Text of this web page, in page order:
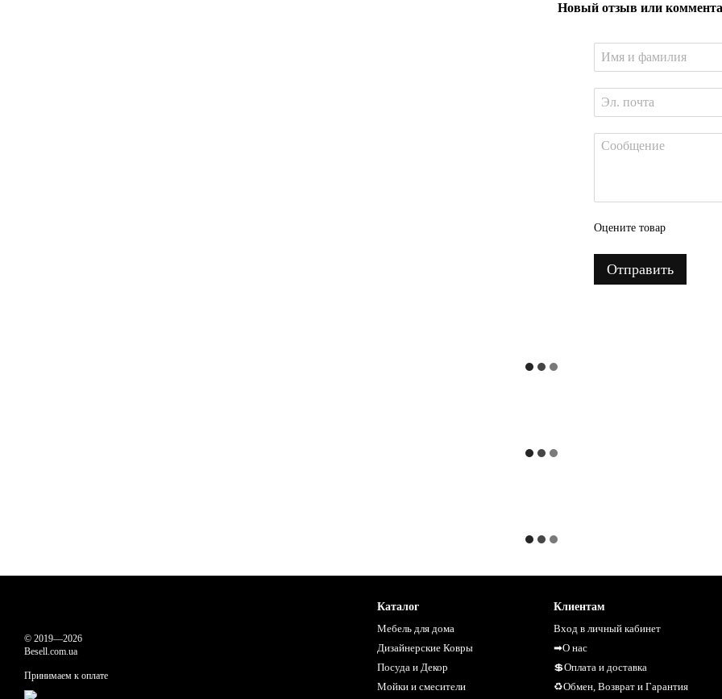
Новый отзыв или
Оцените товар
Отправить
© 2019—2026
Besell.com.ua
Принимаем к оплате
Каталог
Мебель для дома
Дизайнерские Ковры
Посуда и Декор
Мойки и смесители
Клиентам
Вход в личный кабинет
➡О нас
💲Оплата и доставка
♻Обмен, Возврат и Гарантия